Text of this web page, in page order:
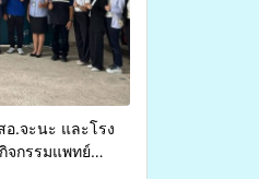
.จะนะ และโรง
จกรรมแพทย์